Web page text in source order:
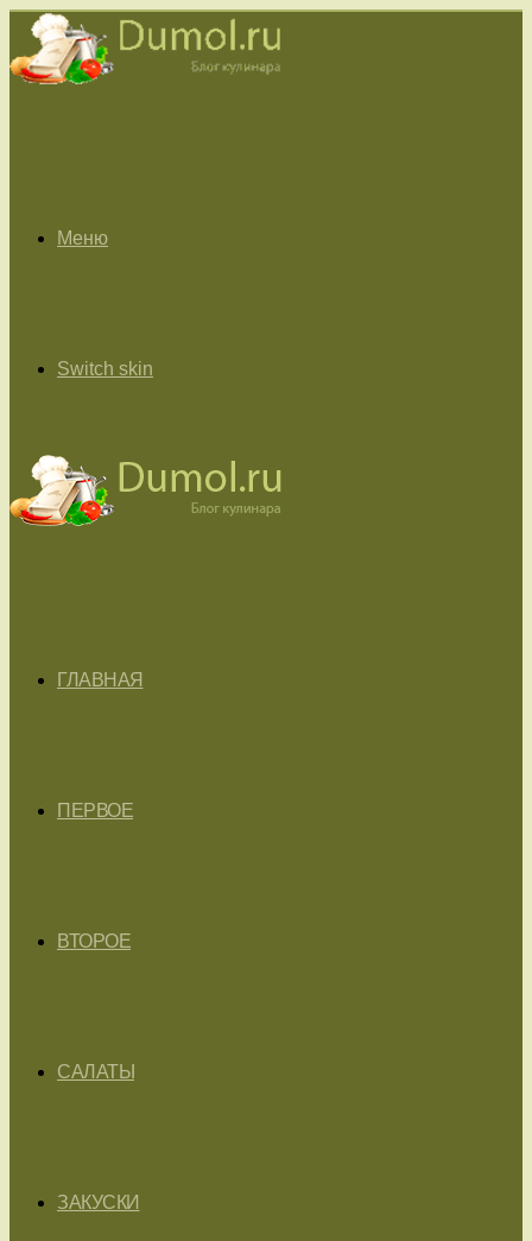
Меню
Switch skin
ГЛАВНАЯ
ПЕРВОЕ
ВТОРОЕ
САЛАТЫ
ЗАКУСКИ